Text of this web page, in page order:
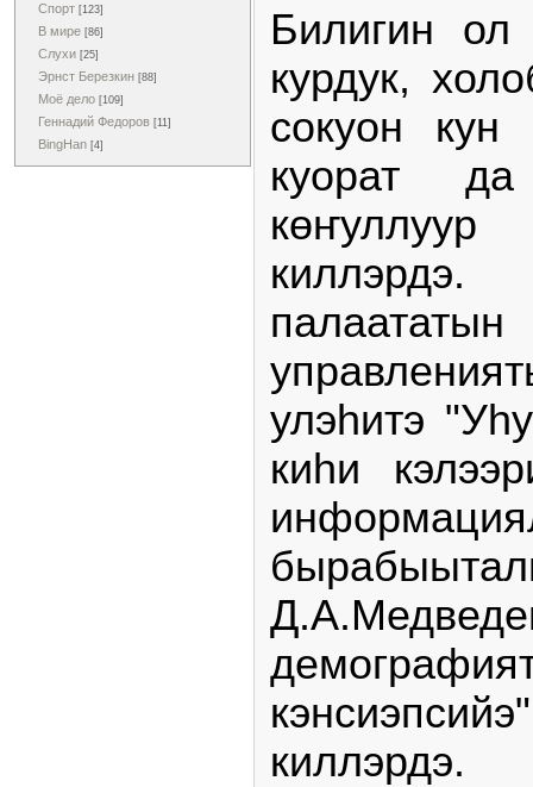
Спорт [123]
В мире [86]
Слухи [25]
Эрнст Березкин [88]
Моё дело [109]
Геннадий Федоров [11]
BingHan [4]
Билигин
курдук,
сокуон кун
куорат
улэһитэ
киһи
киллэрдэ.